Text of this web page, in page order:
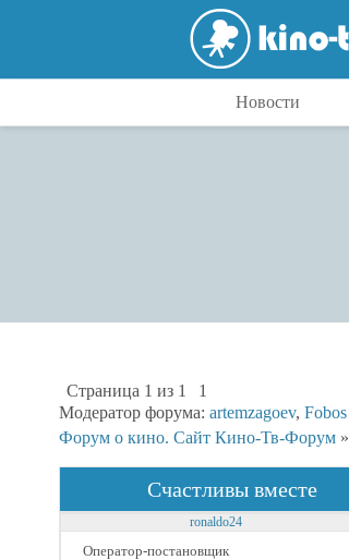
Новости
Страница 1 из 1
1
Модератор форума: artemzagoev, Fobos
Форум о кино. Сайт Кино-Тв-Форум »
Счастливы вместе
ronaldo24
Оператор-постановщик